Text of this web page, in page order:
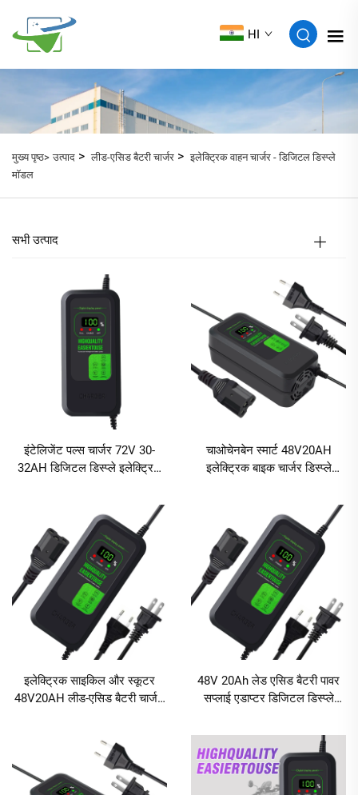
HI
मुख्य पृष्ठ> उत्पाद >लीड-एसिड बैटरी चार्जर >इलेक्ट्रिक वाहन चार्जर - डिजिटल डिस्प्ले
मॉडल
सभी उत्पाद
इंटेलिजेंट पल्स चार्जर 72V 30-
32AH डिजिटल डिस्प्ले इलेक्ट्रिक
चार्जर एसी और डीसी पोर्ट्स के साथ
चाओचेनबेन स्मार्ट 48V20AH
इलेक्ट्रिक बाइक चार्जर डिस्प्ले
सामग्री फास्ट चार्जिंग ओवर-चार्जिंग
सुरक्षा
इलेक्ट्रिक साइकिल और स्कूटर
48V20AH लीड-एसिड बैटरी चार्जर,
48V 20Ah लेड एसिड बैटरी पावर
सप्लाई एडाप्टर डिजिटल डिस्प्ले
इलेक्ट्रिक स्कूटर बैटरी चार्जर